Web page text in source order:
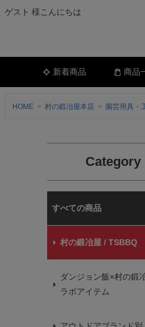
ゲスト 様こんにちは
新着商品 商品
HOME 村の鍛冶屋本店 園芸用具・
Category
村の鍛冶屋本店
村の鍛冶屋 / TSBBQ
ダンジョン飯×村の鍛
ラボアイテム